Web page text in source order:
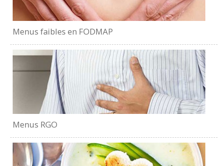
Menus faibles en FODMAP
Menus RGO